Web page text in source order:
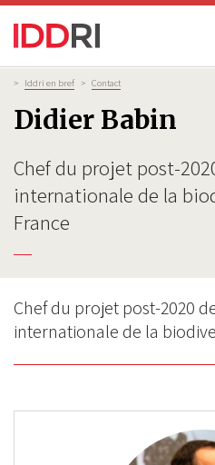
Aller
contenu
Fil
d'Ariane
> Iddri en bref > Contact
Didier Babin
Chef du projet post-
internationale de la
France
Chef du projet post-2020
internationale de la